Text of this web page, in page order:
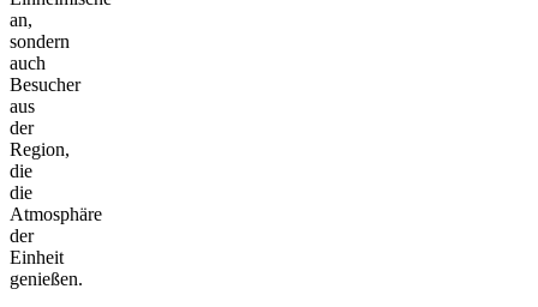
an,
sondern
auch
Besucher
aus
der
Region,
die
die
Atmosphäre
der
Einheit
genießen.